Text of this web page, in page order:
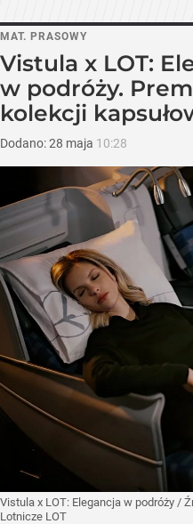
MAT. PRASOWY
Vistula x LOT:
w podróży.
kolekcji
Dodano:28 maja 10:28
Vistula x LOT: Elegancja w podróży /
Lotnicze LOT